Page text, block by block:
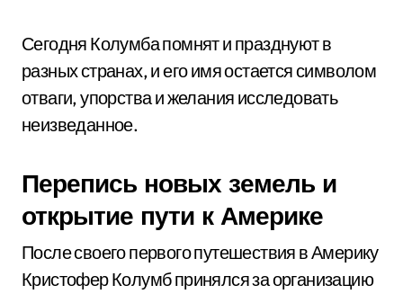
Сегодня Колумба помнят и празднуют в
разных странах, и его имя остается символом
отваги, упорства и желания исследовать
неизведанное.
Перепись новых земель и
открытие пути к Америке
После своего первого путешествия в Америку
Кристофер Колумб принялся за организацию